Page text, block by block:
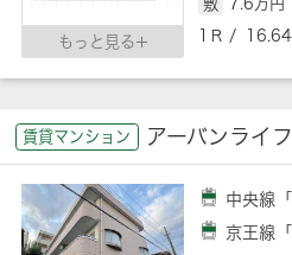
もっと見る
1Ｒ /
賃貸マンション アーバンライ
中央線「
京王線「